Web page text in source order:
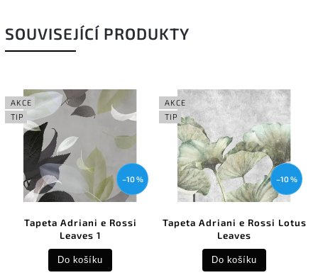
SOUVISEJÍCÍ PRODUKTY
AKCE
TIP
–10 %
Tapeta Adriani e Rossi
Leaves 1
Do košíku
AKCE
TIP
–10 %
Tapeta Adriani e Rossi Lotus
Leaves
Do košíku